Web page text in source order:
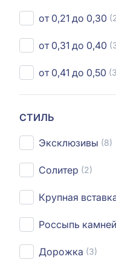
от 0,21 до 0,30
от 0,31 до 0,40
от 0,41 до 0,50
СТИЛЬ
Эксклюзивы (8)
Солитер (2)
Крупная
Россыпь камней
Дорожка (3)